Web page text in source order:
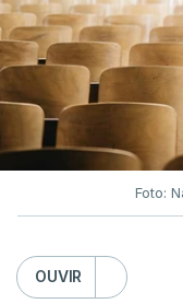
entre Washington
No entanto, com
semanas têm
acentuada,
próxima semana.
c/Lusa
Foto:
OUVIR